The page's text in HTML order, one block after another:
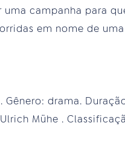
campanha para
em nome de uma
drama.
Mühe .